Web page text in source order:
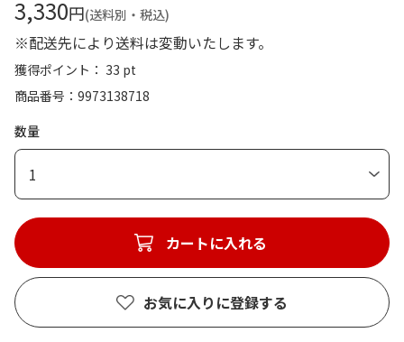
3,330円(送料別・税込)
※配送先により送料は変動いたします。
獲得ポイント： 33 pt
商品番号
9973138718
数量
1
カートに入れる
お気に入りに登録する